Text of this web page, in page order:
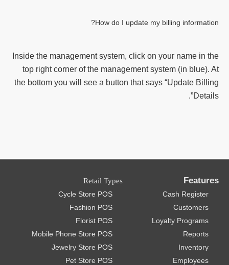
How do I update my billing information?
Inside the management system, click on your name in the
top right corner of the management system (in blue). At
the bottom you will see a button that says “Update Billing
Details”.
Features
Cash Register
Customers
Loyalty Programs
Reports
Inventory
Employees
Retail Types
Cycle Store POS
Fashion POS
Florist POS
Mobile Phone Store POS
Jewelry Store POS
Pet Store POS